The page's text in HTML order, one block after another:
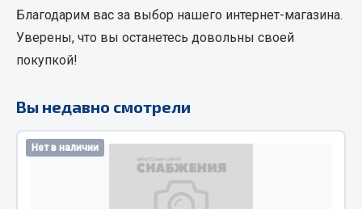
МЕТИЗЫ
Пресс-масленки
Благодарим вас за выбор нашего интернет-магазина.
Уверены, что вы останетесь довольны своей
покупкой!
Вы недавно смотрели
Нет в наличии